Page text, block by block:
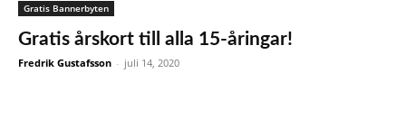
Gratis Bannerbyten
Gratis årskort till alla 15-åringar!
Fredrik Gustafsson - juli 14, 2020